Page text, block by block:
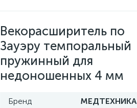
Векорасширитель по
Зауэру темпоральный
пружинный для
недоношенных 4 мм
МЕДТЕХНИКА